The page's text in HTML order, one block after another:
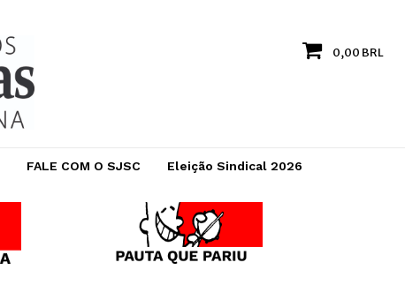
0,00 BRL
FALE COM O SJSC Eleição Sindical 2026